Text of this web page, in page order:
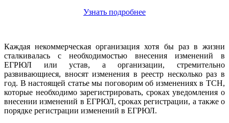
Узнать подробнее
Каждая некоммерческая организация хотя бы раз в жизни
сталкивалась с необходимостью внесения изменений в
ЕГРЮЛ или устав, а организации, стремительно
развивающиеся, вносят изменения в реестр несколько раз в
год. В настоящей статье мы поговорим об изменениях в ТСН,
которые необходимо зарегистрировать, сроках уведомления о
внесении изменений в ЕГРЮЛ, сроках регистрации, а также о
порядке регистрации изменений в ЕГРЮЛ.